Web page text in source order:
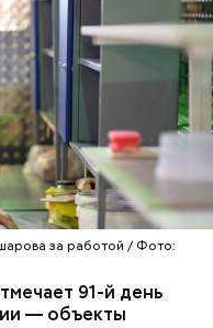
за работой / Фото:
91-й день
— объекты
с учетом
техника, на
работать.